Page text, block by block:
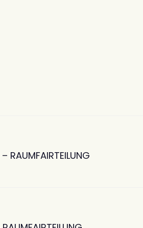
RAUMFAIRTEILUNG